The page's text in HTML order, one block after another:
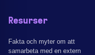
Resurser
Fakta och myter om att
samarbeta med en extern